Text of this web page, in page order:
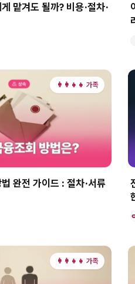
맡겨도 될까? 비용·절차·
👩‍👩‍👧‍👧 가족
완전 가이드 : 절차·서류
👩‍👩‍👧‍👧 가족